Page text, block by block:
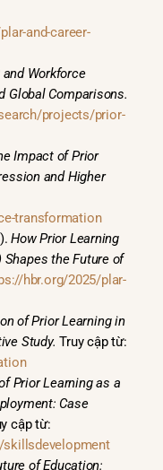
and-career-
and Workforce
Global Comparisons.
projects/prior-
Impact of Prior
and Higher
transformation
How Prior Learning
the Future of
hbr.org/2025/plar-
of Prior Learning in
Study. Truy cập từ:
Prior Learning as a
Case
cập từ:
of Education: